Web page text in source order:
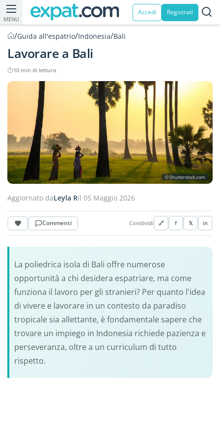
MENU
Accedi Registrati
/Guida all'espatrio/Indonesia/Bali
Lavorare a Bali
10 min di lettura
© Shutterstock.com
Aggiornato daLeyla Ril 05 Maggio 2026
Commenti Condividi 🔗 f 𝕏 in
La poliedrica isola di Bali offre numerose
opportunità a chi desidera espatriare, ma come
funziona il lavoro per gli stranieri? Per quanto l'idea
di vivere e lavorare in un contesto da paradiso
tropicale sia allettante, è fondamentale sapere che
trovare un impiego in Indonesia richiede pazienza e
perseveranza, oltre a un curriculum di tutto
rispetto.